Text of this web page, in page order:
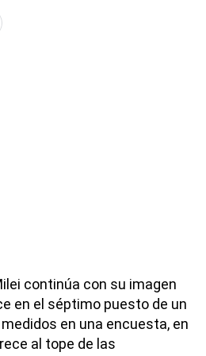
continúa con su imagen
en el séptimo puesto de un
en una encuesta, en
al tope de las